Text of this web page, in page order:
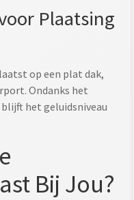
Plaatsing
op een plat dak,
Ondanks het
het geluidsniveau
Bij Jou?